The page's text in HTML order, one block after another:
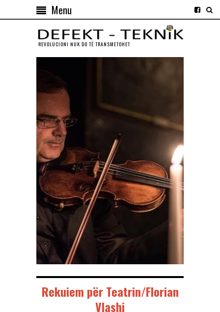
Menu
REVOLUCIONI NUK DO TЁ TRANSMETOHET
Rekuiem për Teatrin/Florian
Vlashi